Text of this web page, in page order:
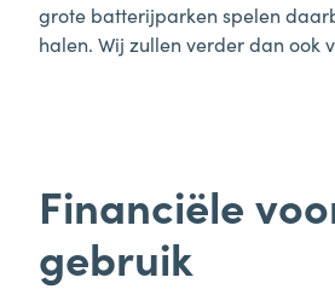
grote batterijparken spelen
halen. Wij zullen verder dan
Financiële
gebruik